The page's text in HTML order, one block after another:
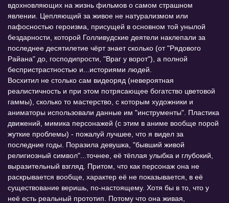
вдохновляющих на жизнь фильмов о самом страшном
явлении. Цепляющий за живое не натурализмом или
пафосностью героизма, присущей в основном той унылой
бездарности, которой Голливудские деятели наклепали за
последнее десятилетие чёрт знает сколько (от "Рядового
Райана" до, господипрости, "Враг у ворот"), а полной
беспристрастностью и...историями людей.
Восхитил не столько сам видеоряд (невероятная
реалистичность и при этом потрясающее богатство цветовой
гаммы), сколько то мастерство, с которым художники и
аниматоры использовали данные им "инструменты". Пластика
движений, мимика персонажей (с этим в аниме вообще порой
жуткие проблемы) - пожалуй лучшее, что я видел за
последние годы. Поразила девушка, "бывший живой
религиозный символ"...точнее, её тёплая улыбка и глубокий,
выразительный взгляд. Притом, что как персонаж она не
раскрывается вообще, характер её не показывается, в её
существование веришь, по-настоящему. Хотя бы в то, что у
неё есть реальный прототип. Потому что она живая,